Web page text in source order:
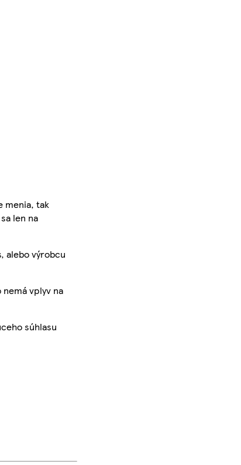
menia, tak
len na
alebo výrobcu
vplyv na
súhlasu